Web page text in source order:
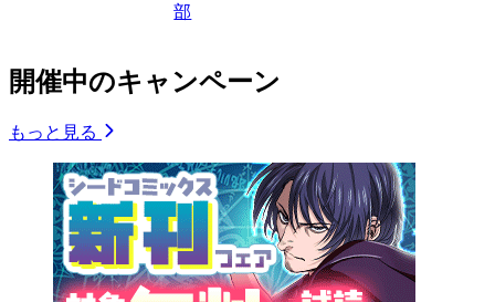
部
開催中のキャンペーン
もっと見る